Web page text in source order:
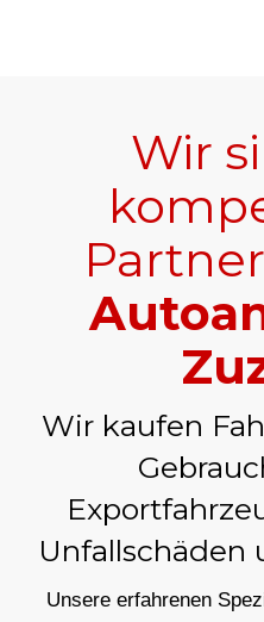
Wir
Wir kaufen
Unfallschäden
Unsere erfahrenen